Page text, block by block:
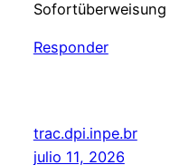
Sofortüberweisung
Responder
trac.dpi.inpe.br
julio 11, 2026